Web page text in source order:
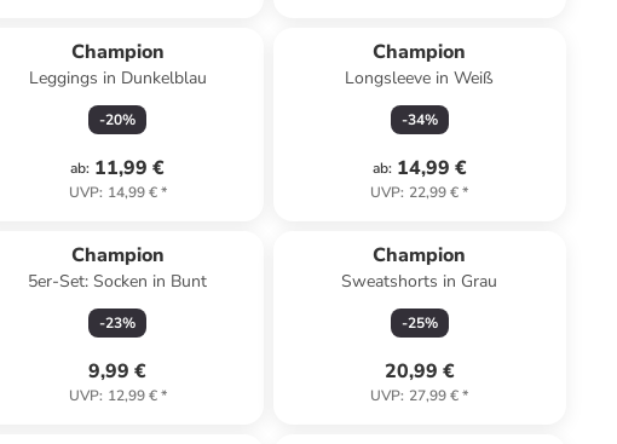
Champion
Leggings in Dunkelblau
-20%
ab: 11,99 €
UVP: 14,99 €*
Champion
Longsleeve in Weiß
-34%
ab: 14,99 €
UVP: 22,99 €*
Champion
5er-Set: Socken in Bunt
-23%
9,99 €
UVP: 12,99 €*
Champion
Sweatshorts in Grau
-25%
20,99 €
UVP: 27,99 €*